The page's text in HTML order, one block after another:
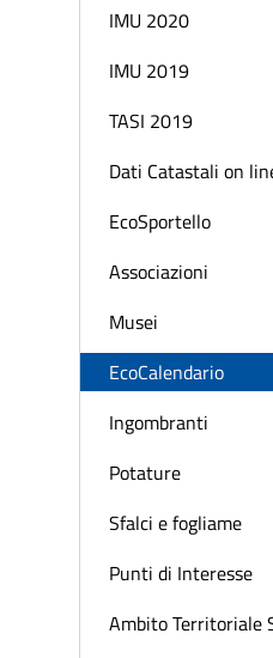
IMU 2020
IMU 2019
TASI 2019
Dati Catastali on
EcoSportello
Associazioni
Musei
EcoCalendario
Ingombranti
Potature
Sfalci e fogliame
Punti di Interesse
Ambito Territoriale